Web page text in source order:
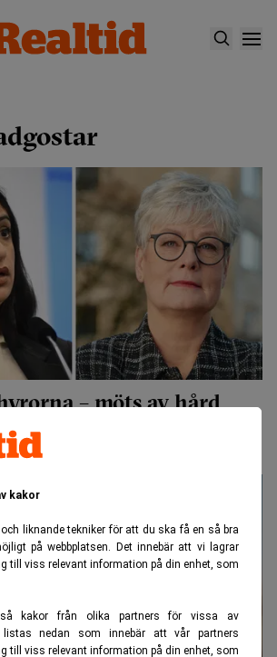
kakor
liknande tekniker för att du ska få en så bra
på webbplatsen. Det innebär att vi lagrar
till viss relevant information på din enhet, som
kakor från olika partners för vissa av
listas nedan som innebär att vår partners
till viss relevant information på din enhet, som
– möts av hård